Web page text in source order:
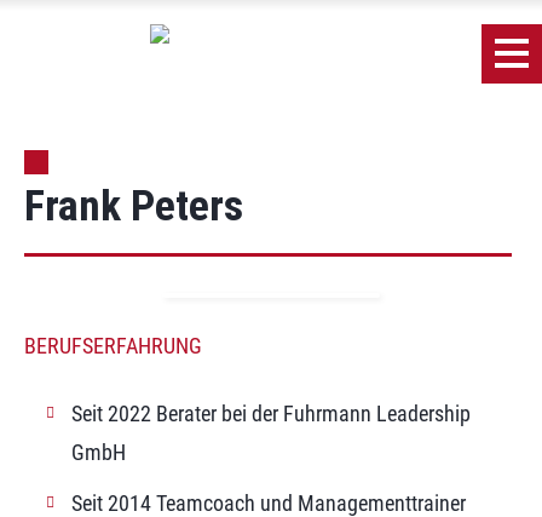
Frank Peters
BERUFSERFAHRUNG
Seit 2022 Berater bei der Fuhrmann Leadership
GmbH
Seit 2014 Teamcoach und Managementtrainer